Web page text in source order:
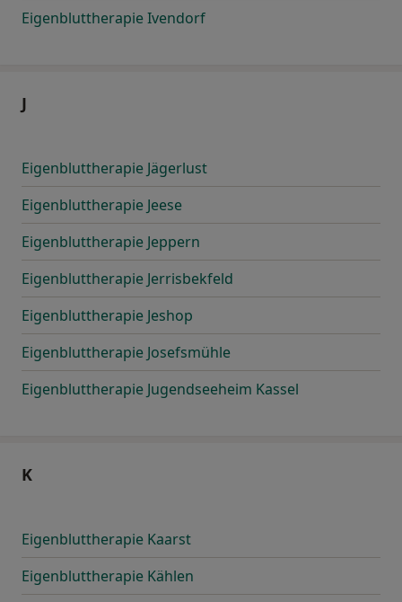
Eigenbluttherapie Ivendorf
J
Eigenbluttherapie Jägerlust
Eigenbluttherapie Jeese
Eigenbluttherapie Jeppern
Eigenbluttherapie Jerrisbekfeld
Eigenbluttherapie Jeshop
Eigenbluttherapie Josefsmühle
Eigenbluttherapie Jugendseeheim Kassel
K
Eigenbluttherapie Kaarst
Eigenbluttherapie Kählen